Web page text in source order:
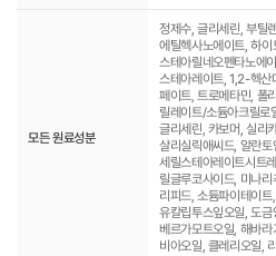
모든 원료성분
정제수, 글리세린, 부틸
에틸헥사노에이트, 하
스테아릴네오펜타노에
스테아레이트, 1,2-헥산
페이트, 트로메타민, 폴
릴레이트/소듐아크릴로
글리세린, 카보머, 실
살리실릭애씨드, 알란토
세릴스테아레이트시트
릴글루코사이드, 미나
리피드, 소듐파이테이
유칼립투스잎오일, 도
베르가모트오일, 해바
비아오일, 클레리오일,